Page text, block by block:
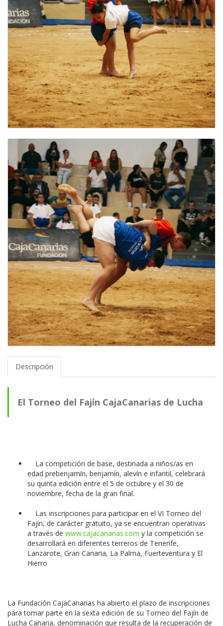
Descripción
El Torneo del Fajín CajaCanarias de Lucha
La competición de base, destinada a niños/as en
edad prebenjamín, benjamín, alevín e infantil, celebrará
su quinta edición entre el 5 de octubre y el 30 de
noviembre, fecha de la gran final.
Las inscripciones para participar en el VI Torneo del
Fajín, de carácter gratuito, ya se encuentran operativas
a través de www.cajacanarias.com y la competición se
desarrollará en diferentes terreros de Tenerife,
Lanzarote, Gran Canaria, La Palma, Fuerteventura y El
Hierro
La Fundación CajaCanarias ha abierto el plazo de inscripciones
para tomar parte en la sexta edición de su Torneo del Fajín de
Lucha Canaria, denominación que resulta de la recuperación de